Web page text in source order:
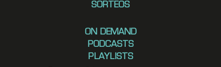
SORTEOS
ON DEMAND
PODCASTS
PLAYLISTS